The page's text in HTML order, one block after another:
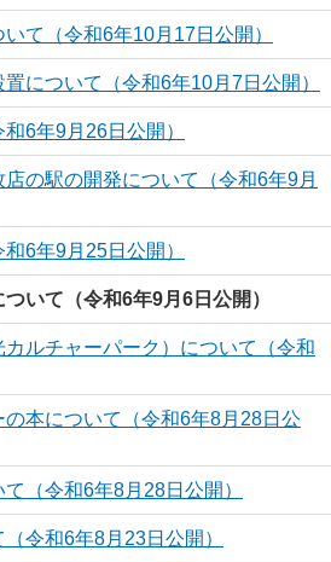
て（令和6年10月17日公開）
について（令和6年10月7日公開）
6年9月26日公開）
の駅の開発について（令和6年9月
6年9月25日公開）
いて（令和6年9月6日公開）
ルチャーパーク）について（令和
本について（令和6年8月28日公
（令和6年8月28日公開）
令和6年8月23日公開）